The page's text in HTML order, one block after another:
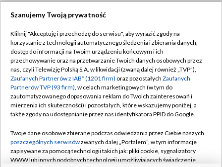
TVP
Abonament TVP
Emisja w TVP
Centrum informacji TVP
Naziemna Telewizja Cyfrowa
Rada Programowa
System NOS
Regulamin TVP
Polityka prywatności
Moje zgody
Pomoc
Kontakt
Szanujemy Twoją prywatność
Kliknij "Akceptuję i przechodzę do serwisu", aby wyrazić zgody na
korzystanie z technologii automatycznego śledzenia i zbierania danych,
dostęp do informacji na Twoim urządzeniu końcowym i ich
przechowywanie oraz na przetwarzanie Twoich danych osobowych przez
nas, czyli Telewizję Polską S.A. w likwidacji (zwaną dalej również „TVP”),
Zaufanych Partnerów z IAB* (1201 firm) oraz pozostałych Zaufanych
Partnerów TVP (93 firm), w celach marketingowych (w tym do
zautomatyzowanego dopasowania reklam do Twoich zainteresowań i
mierzenia ich skuteczności) i pozostałych, które wskazujemy poniżej, a
także zgody na udostępnianie przez nas identyfikatora PPID do Google.
Twoje dane osobowe zbierane podczas odwiedzania przez Ciebie naszych
poszczególnych serwisówzwanych dalej „Portalem”, w tym informacje
zapisywane za pomocą technologii takich jak: pliki cookie, sygnalizatory
WWW lub innych podobnych technologii umożliwiających świadczenie